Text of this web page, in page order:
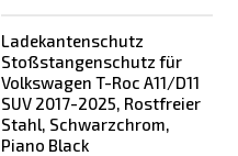
Ladekantenschutz
Stoßstangenschutz für
Volkswagen T-Roc A11/D11
SUV 2017-2025, Rostfreier
Stahl, Schwarzchrom,
Piano Black